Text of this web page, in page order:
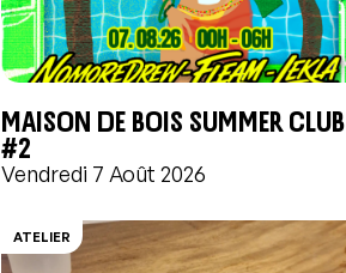
Maison de Bois Summer Club
#2
Vendredi 7 Août 2026
ATELIER